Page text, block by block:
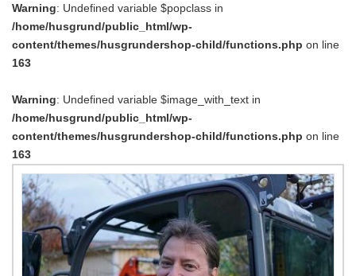
Warning: Undefined variable $popclass in
/home/husgrund/public_html/wp-
content/themes/husgrundershop-child/functions.php on line
163
Warning: Undefined variable $image_with_text in
/home/husgrund/public_html/wp-
content/themes/husgrundershop-child/functions.php on line
163